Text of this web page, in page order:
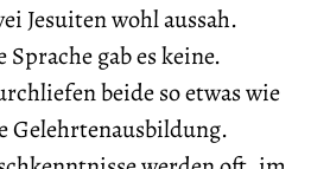
Jesuiten wohl aussah.
gab es keine.
beide so etwas wie
Gelehrtenausbildung.